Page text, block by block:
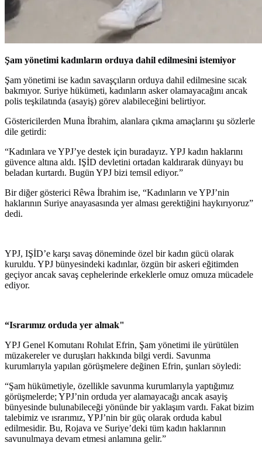
Şam yönetimi kadınların orduya dahil edilmesini istemiyor
Şam yönetimi ise kadın savaşçıların orduya dahil edilmesine sıcak
bakmıyor. Suriye hükümeti, kadınların asker olamayacağını ancak
polis teşkilatında (asayiş) görev alabileceğini belirtiyor.
Göstericilerden Muna İbrahim, alanlara çıkma amaçlarını şu sözlerle
dile getirdi:
“Kadınlara ve YPJ’ye destek için buradayız. YPJ kadın haklarını
güvence altına aldı. IŞİD devletini ortadan kaldırarak dünyayı bu
beladan kurtardı. Bugün YPJ bizi temsil ediyor.”
Bir diğer gösterici Rêwa İbrahim ise, “Kadınların ve YPJ’nin
haklarının Suriye anayasasında yer alması gerektiğini haykırıyoruz”
dedi.
YPJ, IŞİD’e karşı savaş döneminde özel bir kadın gücü olarak
kuruldu. YPJ bünyesindeki kadınlar, özgün bir askeri eğitimden
geçiyor ancak savaş cephelerinde erkeklerle omuz omuza mücadele
ediyor.
“Israrımız orduda yer almak"
YPJ Genel Komutanı Rohılat Efrin, Şam yönetimi ile yürütülen
müzakereler ve duruşları hakkında bilgi verdi. Savunma
kurumlarıyla yapılan görüşmelere değinen Efrin, şunları söyledi:
“Şam hükümetiyle, özellikle savunma kurumlarıyla yaptığımız
görüşmelerde; YPJ’nin orduda yer alamayacağı ancak asayiş
bünyesinde bulunabileceği yönünde bir yaklaşım vardı. Fakat bizim
talebimiz ve ısrarımız, YPJ’nin bir güç olarak orduda kabul
edilmesidir. Bu, Rojava ve Suriye’deki tüm kadın haklarının
savunulmaya devam etmesi anlamına gelir.”